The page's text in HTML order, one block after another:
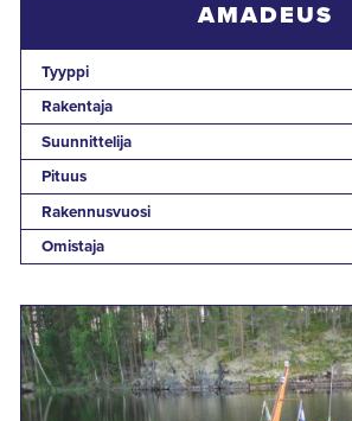
AMADEUS
Tyyppi
Rakentaja
Suunnittelija
Pituus
Rakennusvuosi
Omistaja